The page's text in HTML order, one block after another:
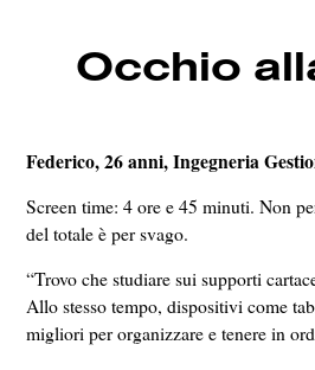
Occhio
Federico, 26 anni, Ingegneria
Screen time: 4 ore e 45 minuti. Non
del totale è per svago.
“Trovo che studiare sui supporti
Allo stesso tempo, dispositivi come
migliori per organizzare e tenere in